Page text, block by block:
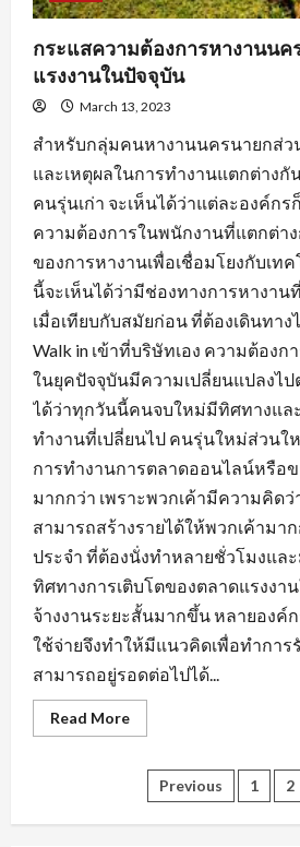
กระแสความต้องการหางานน
แรงงานในปัจจุบัน
March 13, 2023
สำหรับกลุ่มคนหางานนครนายกส่
และเหตุผลในการทำงานแตกต่างกั
คนรุ่นเก่า จะเห็นได้ว่าแต่ละองค์กร
ความต้องการในพนักงานที่แตกต่า
ของการหางานเพื่อเชื่อมโยงกับเท
นี้จะเห็นได้ว่ามีช่องทางการหางา
เมื่อเทียบกับสมัยก่อน ที่ต้องเดินทา
Walk in เข้าที่บริษัทเอง ความต้องก
ในยุคปัจจุบันมีความเปลี่ยนแปลงไป
ได้ว่าทุกวันนี้คนจบใหม่มีทิศทางแล
ทำงานที่เปลี่ยนไป คนรุ่นใหม่ส่วน
การทำงานการตลาดออนไลน์หรือ
มากกว่า เพราะพวกเค้ามีความคิด
สามารถสร้างรายได้ให้พวกเค้ามา
ประจำ ที่ต้องนั่งทำหลายชั่วโมงแล
ทิศทางการเติบโตของตลาดแรงงา
จ้างงานระยะสั้นมากขึ้น หลายองค์
ใช้จ่ายจึงทำให้มีแนวคิดเพื่อทำการ
สามารถอยู่รอดต่อไปได้...
Read MoreRead
more
ความ
ต้องการ
งาน
Posts
Previous 1 2